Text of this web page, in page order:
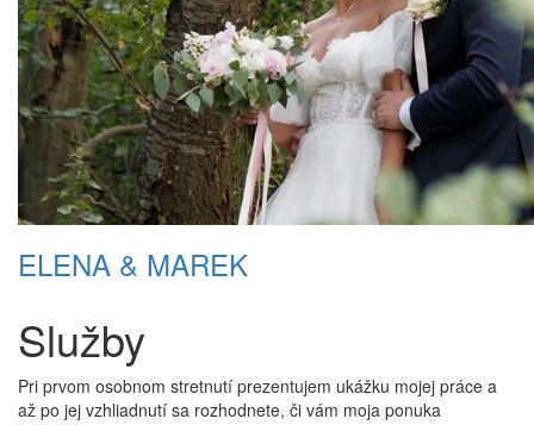
ELENA & MAREK
Služby
Pri prvom osobnom stretnutí prezentujem ukážku mojej práce a
až po jej vzhliadnutí sa rozhodnete, či vám moja ponuka